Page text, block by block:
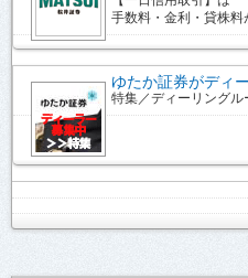
手数料・金利・貸株料
ゆたか証券がディ
特集／ディーリングル